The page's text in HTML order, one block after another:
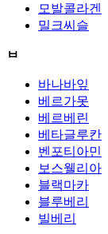
모발콜라겐
밀크씨슬
ㅂ
바나바잎
베르가못
베르베린
베타글루칸
벤포티아민
보스웰리아
블랙마카
블루베리
빌베리